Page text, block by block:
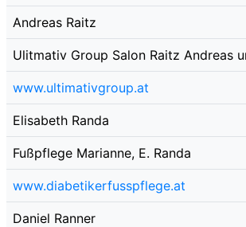
Andreas Raitz
Ulitmativ Group Salon Raitz Andreas
www.ultimativgroup.at
Elisabeth Randa
Fußpflege Marianne, E. Randa
www.diabetikerfusspflege.at
Daniel Ranner